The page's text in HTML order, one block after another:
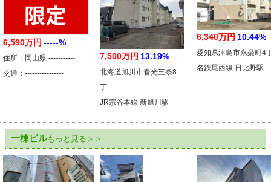
6,590万円 -----%
住所：岡山県 -----------
交通：----------------
7,500万円 13.19%
北海道旭川市春光三条8
丁…
JR宗谷本線 新旭川駅
6,340万円 10.44%
愛知県津島市永楽町4
名鉄尾西線 日比野駅
一棟ビルもっと見る＞＞